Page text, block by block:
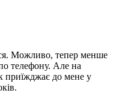
Можливо, тепер менше
телефону. Але на
приїжджає до мене у